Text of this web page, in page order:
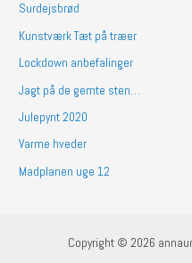
Surdejsbrød
Kunstværk Tæt på træer
Lockdown anbefalinger
Jagt på de gemte sten…
Julepynt 2020
Varme hveder
Madplanen uge 12
Copyright © 2026